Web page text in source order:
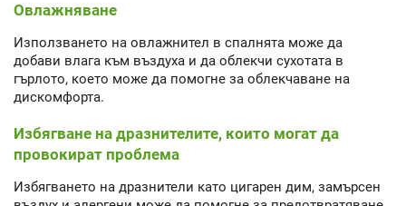
Овлажняване
Използването на овлажнител в спалнята може да
добави влага към въздуха и да облекчи сухотата в
гърлото, което може да помогне за облекчаване на
дискомфорта.
Избягване на дразнителите, които могат да
провокират проблема
Избягването на дразнители като цигарен дим, замърсен